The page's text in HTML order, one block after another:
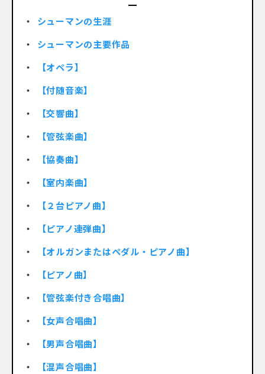
シューマンの生涯
シューマンの主要作品
【オペラ】
【付随音楽】
【交響曲】
【管弦楽曲】
【協奏曲】
【室内楽曲】
【２台ピアノ曲】
【ピアノ連弾曲】
【オルガンまたはペダル・ピアノ曲】
【ピアノ曲】
【管弦楽付き合唱曲】
【女声合唱曲】
【男声合唱曲】
【混声合唱曲】